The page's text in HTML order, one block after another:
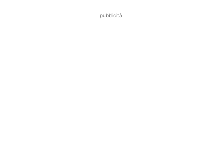
pubblicità